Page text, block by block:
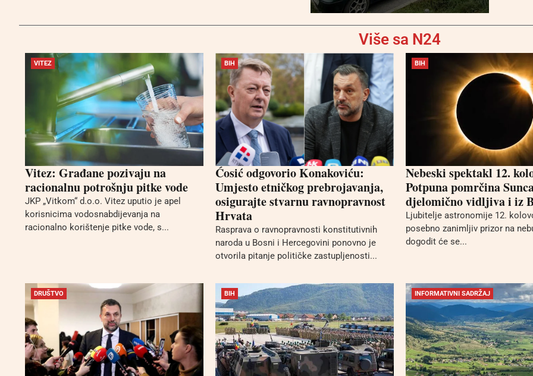
Više sa N24
VITEZ
Vitez: Građane pozivaju na
racionalnu potrošnju pitke vode
JKP „Vitkom“ d.o.o. Vitez uputio je apel
korisnicima vodosnabdijevanja na
racionalno korištenje pitke vode, s...
BIH
Ćosić odgovorio Konakoviću:
Umjesto etničkog prebrojavanja,
osigurajte stvarnu ravnopravnost
Hrvata
Rasprava o ravnopravnosti konstitutivnih
naroda u Bosni i Hercegovini ponovno je
otvorila pitanje političke zastupljenosti...
BIH
Nebeski spektakl 12.
Potpuna pomrčina
djelomično vidljiva i iz
Ljubitelje astronomije 12.
posebno zanimljiv prizor na
dogodit će se...
DRUŠTVO BIH INFORMATIVNI SADRŽAJ